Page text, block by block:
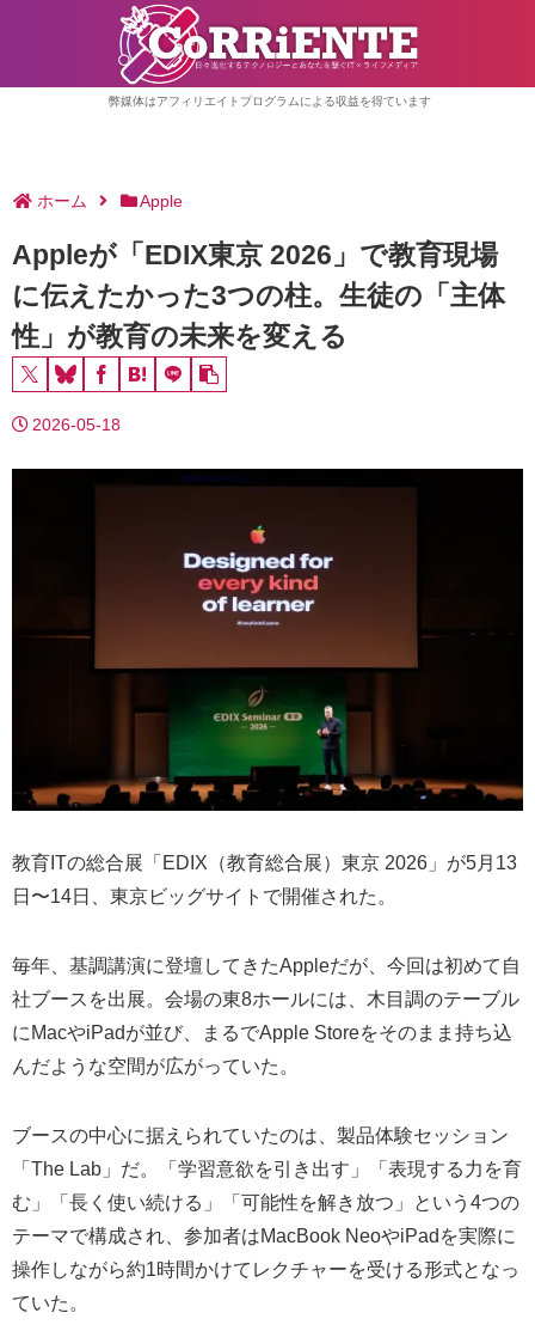
弊媒体はアフィリエイトプログラムによる収益を得ています
ホーム Apple
Appleが「EDIX東京 2026」で教育現場
に伝えたかった3つの柱。生徒の「主体
性」が教育の未来を変える
2026-05-18
教育ITの総合展「EDIX（教育総合展）東京 2026」が5月13
日〜14日、東京ビッグサイトで開催された。
毎年、基調講演に登壇してきたAppleだが、今回は初めて自
社ブースを出展。会場の東8ホールには、木目調のテーブル
にMacやiPadが並び、まるでApple Storeをそのまま持ち込
んだような空間が広がっていた。
ブースの中心に据えられていたのは、製品体験セッション
「The Lab」だ。「学習意欲を引き出す」「表現する力を育
む」「長く使い続ける」「可能性を解き放つ」という4つの
テーマで構成され、参加者はMacBook NeoやiPadを実際に
操作しながら約1時間かけてレクチャーを受ける形式となっ
ていた。